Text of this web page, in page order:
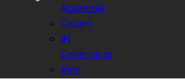
Academia
Okaeri
JH
Coberturas
Kimi